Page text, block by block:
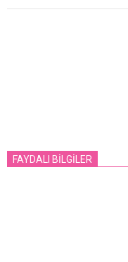
FAYDALI BİLGİLER